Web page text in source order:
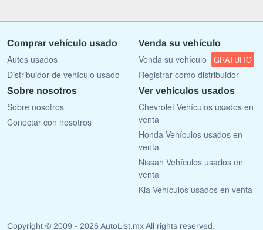
Comprar vehículo usado
Autos usados
Distribuidor de vehículo usado
Venda su vehículo
Venda su vehículo GRATUITO
Registrar como distribuidor
Sobre nosotros
Sobre nosotros
Conectar con nosotros
Ver vehículos usados
Chevrolet Vehículos usados en
venta
Honda Vehículos usados en
venta
Nissan Vehículos usados en
venta
Kia Vehículos usados en venta
Copyright © 2009 - 2026 AutoList.mx All rights reserved.